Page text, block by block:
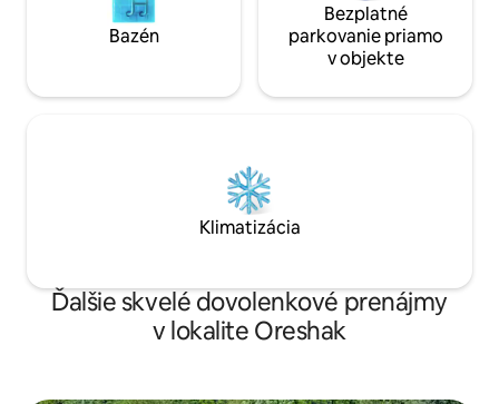
Bazén
Bezplatné
parkovanie priamo
v objekte
Klimatizácia
Ďalšie skvelé dovolenkové prenájmy
v lokalite Oreshak